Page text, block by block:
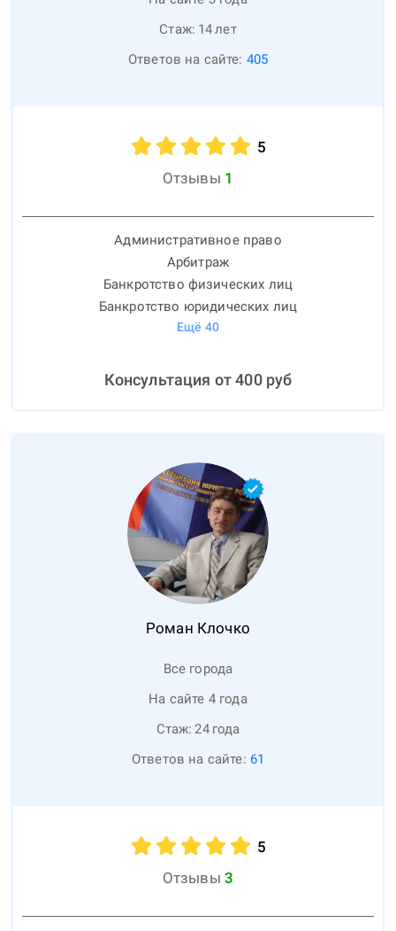
Стаж: 14лет
Ответов на сайте: 405
5
Отзывы 1
Административное право
Арбитраж
Банкротство физических лиц
Банкротство юридических лиц
Ещё 40
Консультация от400руб
Роман Клочко
Все города
На сайте 4 года
Стаж: 24 года
Ответов на сайте: 61
5
Отзывы 3